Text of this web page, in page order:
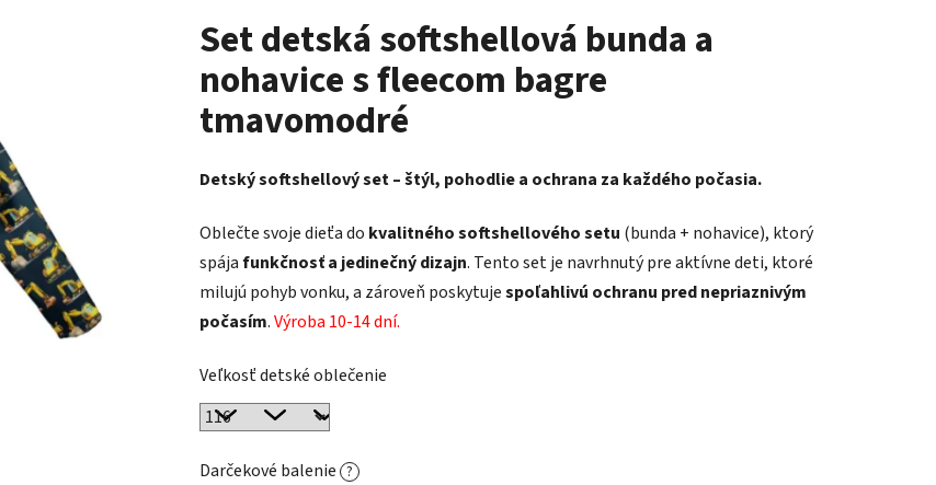
Set detská softshellová bunda a
nohavice s fleecom bagre
tmavomodré
Detský softshellový set – štýl, pohodlie a ochrana za každého počasia.
Oblečte svoje dieťa do kvalitného softshellového setu (bunda + nohavice), ktorý
spájafunkčnosť a jedinečný dizajn. Tento set je navrhnutý pre aktívne deti, ktoré
milujú pohyb vonku, a zároveň poskytujespoľahlivú ochranu pred nepriaznivým
počasím.Výroba 10-14 dní.
Veľkosť detské oblečenie
Darčekové balenie ?